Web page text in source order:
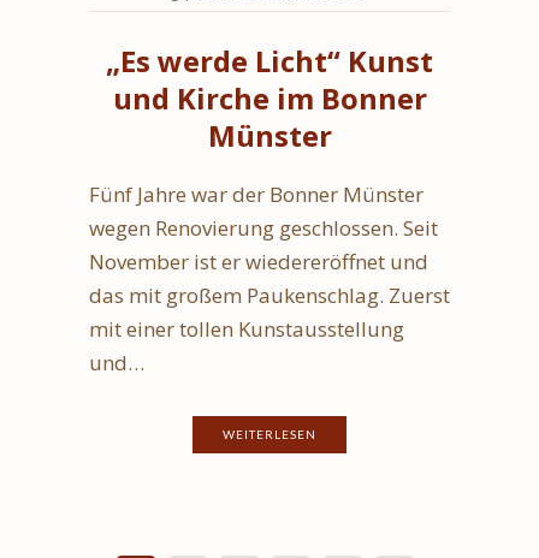
„Es werde Licht“ Kunst
und Kirche im Bonner
Münster
Fünf Jahre war der Bonner Münster
wegen Renovierung geschlossen. Seit
November ist er wiedereröffnet und
das mit großem Paukenschlag. Zuerst
mit einer tollen Kunstausstellung
und…
WEITERLESEN